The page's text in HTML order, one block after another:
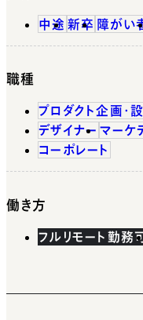
中途 新卒 障がい
職種
プロダクト企画・
デザイナー マーケ
コーポレート
働き方
フルリモート勤務